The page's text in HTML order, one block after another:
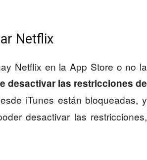
Netflix
Netflix en la App Store o no la
desactivar las restricciones de
iTunes están bloqueadas, y
desactivar las restricciones,